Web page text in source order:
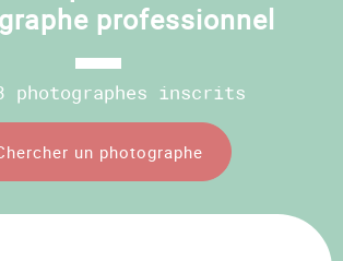
professionnel
photographes inscrits
un photographe